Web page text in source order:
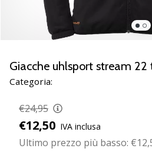
ambassador
Weplayvolleyball
un
fanatico
della
come
noi?
Unisciti
Giacche uhlsport stream 22
Categoria:
€24,95
€12,50 IVA inclusa
Ultimo prezzo più basso: